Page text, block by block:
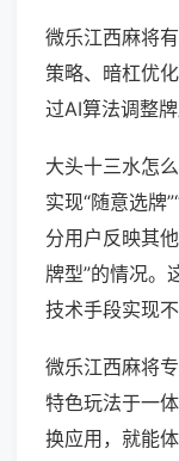
微乐江西麻将
策略、暗杠优
过AI算法调整
大头十三水怎
实现“随意选牌
分用户反映其
牌型”的情况。
技术手段实现不
微乐江西麻将
特色玩法于一
换应用，就能